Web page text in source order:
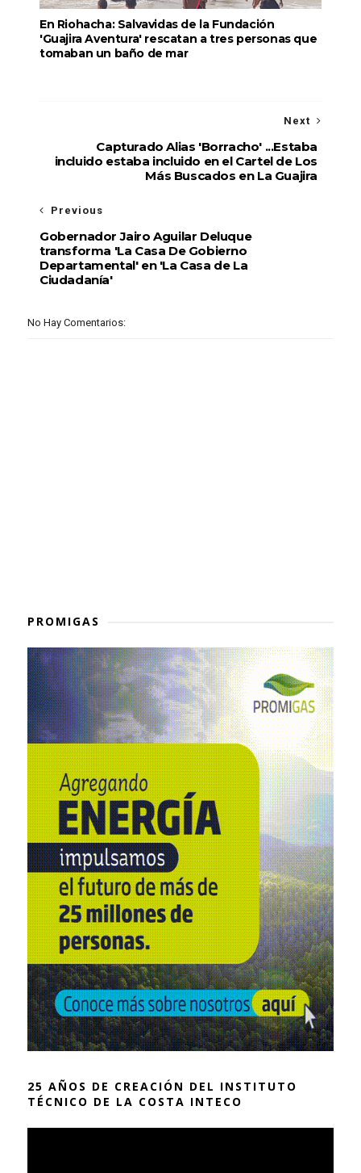
En Riohacha: Salvavidas de la Fundación
'Guajira Aventura' rescatan a tres personas que
tomaban un baño de mar
Next
Capturado Alias 'Borracho' ...Estaba
incluido estaba incluido en el Cartel de Los
Más Buscados en La Guajira
Previous
Gobernador Jairo Aguilar Deluque
transforma 'La Casa De Gobierno
Departamental' en 'La Casa de La
Ciudadanía'
No Hay Comentarios:
PROMIGAS
25 AÑOS DE CREACIÓN DEL INSTITUTO
TÉCNICO DE LA COSTA INTECO